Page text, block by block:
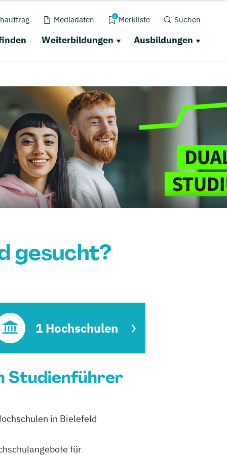
Mediadaten 0 Merkliste Suchen
Weiterbildungen Ausbildungen
gesucht?
1 Hochschulen
Studienführer
in Bielefeld
für